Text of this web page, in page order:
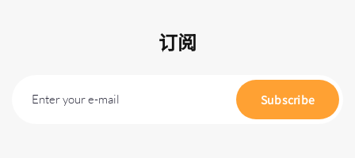
订阅
Enter your e-mail Subscribe